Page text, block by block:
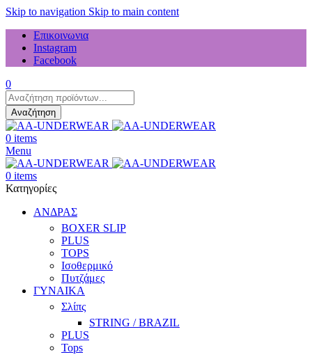
Skip to navigation Skip to main content
Επικοινωνια
Instagram
Facebook
0
Products
search
Αναζήτηση
0 items
Menu
0 items
Κατηγορίες
ΑΝΔΡΑΣ
BOXER SLIP
PLUS
TOPS
Ισοθερμικό
Πυτζάμες
ΓΥΝΑΙΚΑ
Σλίπς
STRING / BRAZIL
PLUS
Tops